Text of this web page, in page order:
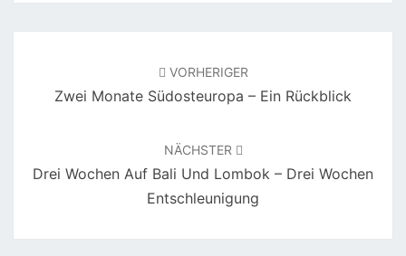
VORHERIGER
Zwei Monate Südosteuropa – Ein Rückblick
NÄCHSTER
Drei Wochen Auf Bali Und Lombok – Drei Wochen
Entschleunigung